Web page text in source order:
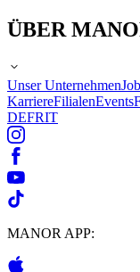
ÜBER
Unser Unternehmen
KarriereFilialenEvents
DEFRIT
MANOR APP: